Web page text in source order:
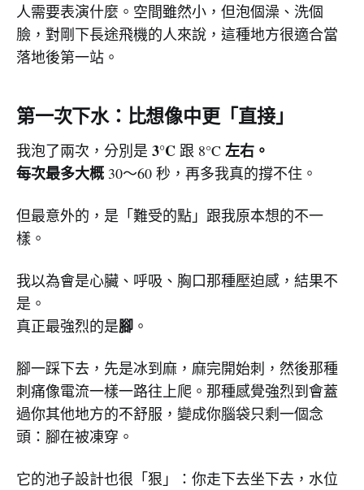
人需要表演什麼。空間雖然小，但泡個澡、洗個
臉，對剛下長途飛機的人來說，這種地方很適合當
落地後第一站。
第一次下水：比想像中更「直接」
我泡了兩次，分別是 3°C 跟 8°C 左右。
每次最多大概 30～60 秒，再多我真的撐不住。
但最意外的，是「難受的點」跟我原本想的不一
樣。
我以為會是心臟、呼吸、胸口那種壓迫感，結果不
是。
真正最強烈的是腳 。
腳一踩下去，先是冰到麻，麻完開始刺，然後那種
刺痛像電流一樣一路往上爬。那種感覺強烈到會蓋
過你其他地方的不舒服，變成你腦袋只剩一個念
頭：腳在被凍穿。
它的池子設計也很「狠」：你走下去坐下去，水位